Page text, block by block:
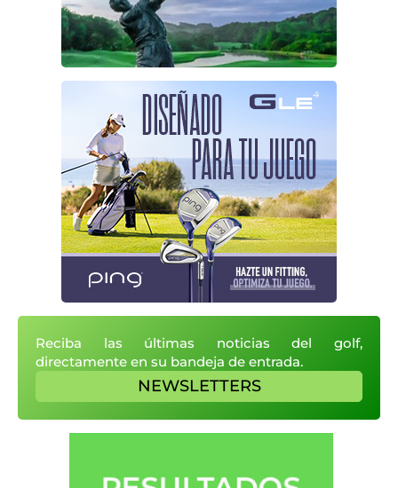
Reciba las últimas noticias del golf,
directamente en su bandeja de entrada.
NEWSLETTERS